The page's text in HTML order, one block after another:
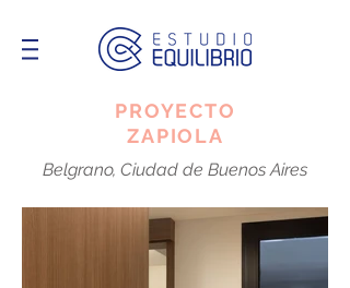
PROYECTO
ZAPIOLA
Belgrano, Ciudad de Buenos Aires